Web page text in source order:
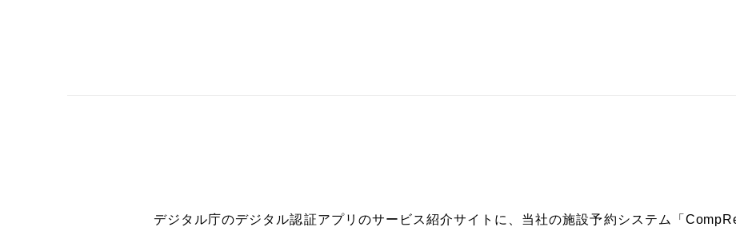
デジタル庁のデジタル認証アプリのサービス紹介サイトに、当社の施設予約システム「